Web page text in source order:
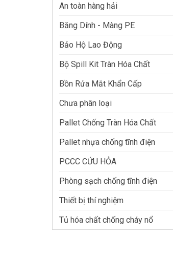
An toàn hàng hải
Băng Dính - Màng PE
Bảo Hộ Lao Động
Bộ Spill Kit Tràn Hóa Chất
Bồn Rửa Mắt Khẩn Cấp
Chưa phân loại
Pallet Chống Tràn Hóa Chất
Pallet nhựa chống tĩnh điện
PCCC CỨU HỎA
Phòng sạch chống tĩnh điện
Thiết bị thí nghiệm
Tủ hóa chất chống cháy nổ